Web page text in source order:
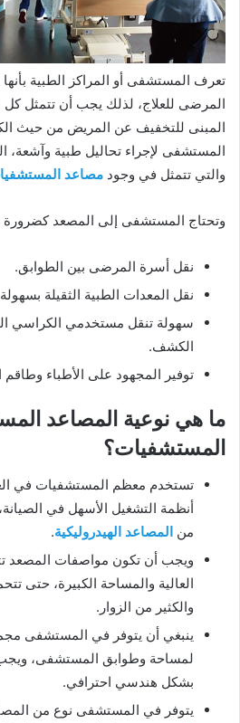
تعرف المستشفى أو المراكز الطبية
المرضى للعلاج، لذلك يجب أن تتمثل
المبنى للتخفيف عن المريض من حيث
المستشفى لإجراء تحاليل طبية وآشعة،
والتي تتمثل في وجود مصاعد
وتحتاج المستشفى إلى المصعد كضرورة
نقل أسرة المرضى بين الطوابق.
نقل المعدات الطبية الثقيلة
سهولة تنقل مستخدمي الكراسي
الكشف.
توفير المجهود على الأطباء
ما هي نوعية المصاعد
المستشفيات؟
تستخدم معظم المستشفيات في
أنظمة التشغيل الأسهل في
من المصاعد الهيدروليكية.
ويجب أن تكون مواصفات المصعد
العالية والمساحة الكبيرة، حتى
والكثير من الزوار.
ينبغي أن يتوفر في المستشفى
لمساحة وطوابق المستشفى، ويجب
بشكل هندسي احترافي.
يتوفر في المستشفى نوع من